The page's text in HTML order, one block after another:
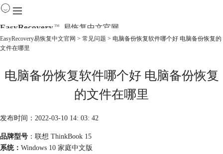
EasyRecovery TM 易恢复中文官网
下载
EasyRecovery易恢复中文官网 > 常见问题 > 电脑备份恢复软件哪个好 电脑备份恢复的
文件在哪里
电脑备份恢复软件哪个好 电脑备份恢复
的文件在哪里
发布时间：2022-03-10 14: 03: 42
品牌型号 ：联想 ThinkBook 15
系统： Windows 10 家庭中文版